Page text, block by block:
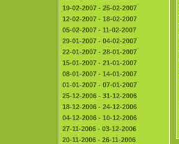
19-02-2007 - 25-02-2007
12-02-2007 - 18-02-2007
05-02-2007 - 11-02-2007
29-01-2007 - 04-02-2007
22-01-2007 - 28-01-2007
15-01-2007 - 21-01-2007
08-01-2007 - 14-01-2007
01-01-2007 - 07-01-2007
25-12-2006 - 31-12-2006
18-12-2006 - 24-12-2006
04-12-2006 - 10-12-2006
27-11-2006 - 03-12-2006
20-11-2006 - 26-11-2006